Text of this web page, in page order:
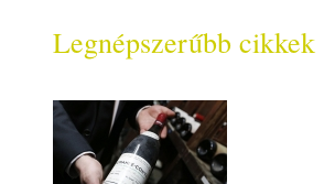
Legnépszerűbb cikkek